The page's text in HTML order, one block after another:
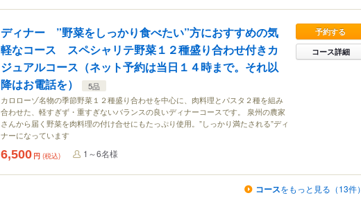
ディナー ”野菜をしっかり食べたい”方におすすめの気
軽なコース スペシャリテ野菜１２種盛り合わせ付きカ
ジュアルコース（ネット予約は当日１４時まで。それ以
降はお電話を）
5品
カロローゾ名物の季節野菜１２種盛り合わせを中心に、肉料理とパスタ２種を組み
合わせた、軽すぎず・重すぎないバランスの良いディナーコースです。 泉州の農家
さんから届く野菜を肉料理の付け合せにもたっぷり使用。”しっかり満たされる”ディ
ナーになっています
予約する
コース詳細
6,500 円 (税込) 1～6名様
コースをもっと見る（13件）